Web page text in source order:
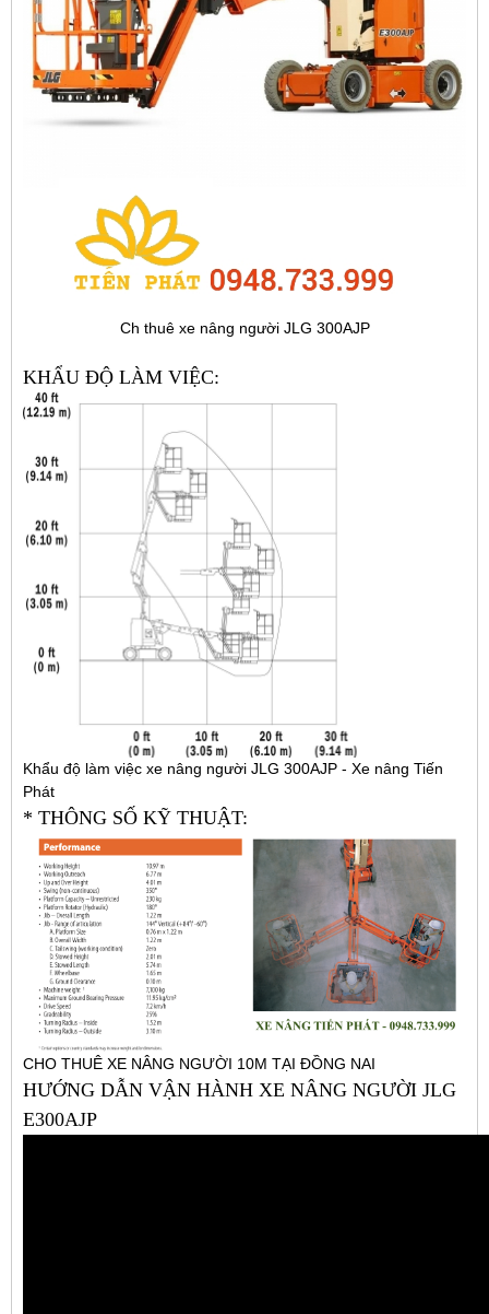
Ch thuê xe nâng người JLG 300AJP
KHẨU ĐỘ LÀM VIỆC:
Khẩu độ làm việc xe nâng người JLG 300AJP - Xe nâng Tiến
Phát
* THÔNG SỐ KỸ THUẬT:
CHO THUÊ XE NÂNG NGƯỜI 10M TẠI ĐỒNG NAI
HƯỚNG DẪN VẬN HÀNH XE NÂNG NGƯỜI JLG
E300AJP